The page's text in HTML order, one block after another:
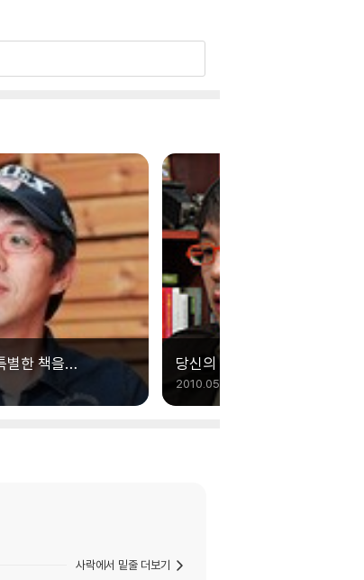
별한 책을
진의 빨간책방>
당신의 꿈속을 헤아려 주는 여
이동진 - 『길에서 어렴풋이 꿈
이동진
2010.05.10.
사락에서 밑줄 더보기